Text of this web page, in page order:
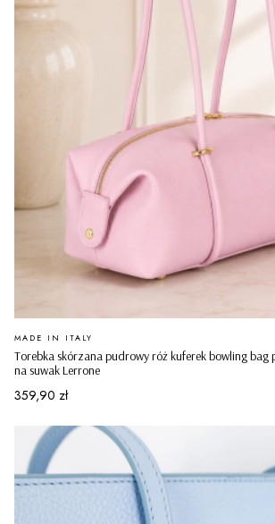
Torebka skórzana pudrowy róż kuferek bowling bag
na suwak Lerrone
PRODUCENT
MADE IN ITALY
Cena
359,90 zł